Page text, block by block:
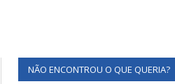
NÃO ENCONTROU O QUE QUERIA?